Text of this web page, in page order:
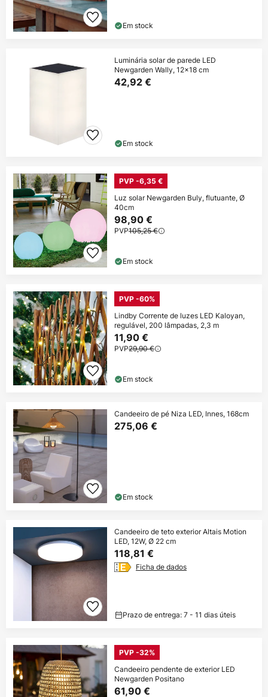
Em stock
Luminária solar de parede LED
Newgarden Wally, 12x18 cm
42,92 €
Em stock
PVP -6,35 €
Luz solar Newgarden Buly, flutuante, Ø
40cm
98,90 €
PVP105,25 €
Em stock
PVP -60%
Lindby Corrente de luzes LED Kaloyan,
regulável, 200 lâmpadas, 2,3 m
11,90 €
PVP29,90 €
Em stock
Candeeiro de pé Niza LED, Innes, 168cm
275,06 €
Em stock
Candeeiro de teto exterior Altais Motion
LED, 12W, Ø 22 cm
118,81 €
Ficha de dados
Prazo de entrega: 7 - 11 dias úteis
PVP -32%
Candeeiro pendente de exterior LED
Newgarden Positano
61,90 €